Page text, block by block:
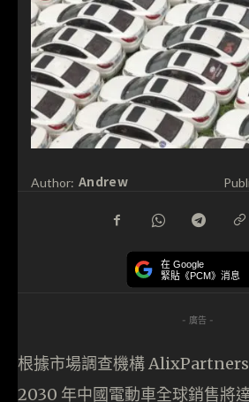
Author: Andrew
在 Google
緊貼《PCM》消息
- 廣告 -
根據市場調查機構
2030 年中國電動車全球銷售將